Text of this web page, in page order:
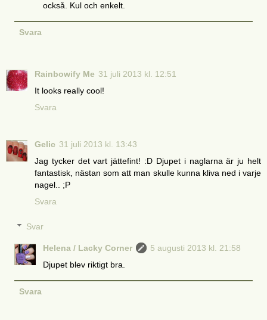
också. Kul och enkelt.
Svara
Rainbowify Me 31 juli 2013 kl. 12:51
It looks really cool!
Svara
Gelic 31 juli 2013 kl. 13:43
Jag tycker det vart jättefint! :D Djupet i naglarna är ju helt
fantastisk, nästan som att man skulle kunna kliva ned i varje
nagel.. ;P
Svara
Svar
Helena / Lacky Corner
5 augusti 2013 kl. 21:58
Djupet blev riktigt bra.
Svara